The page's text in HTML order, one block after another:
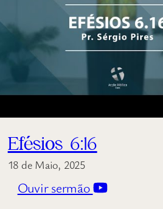
Efésios 6:16
18 de Maio, 2025
Ouvir sermão